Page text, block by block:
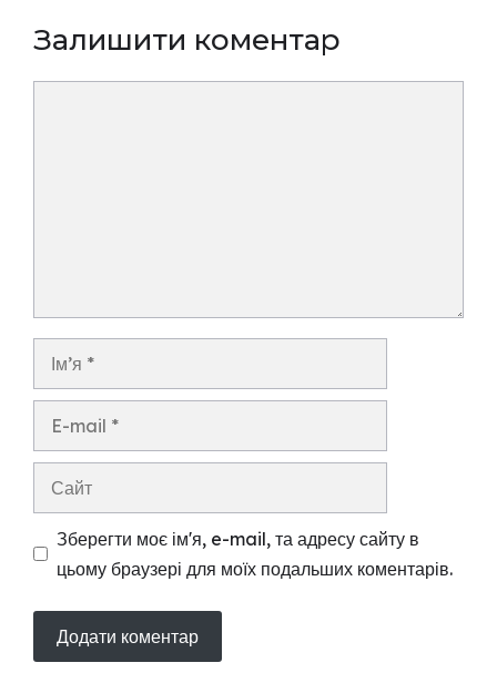
Залишити коментар
Зберегти моє ім'я, e-mail, та адресу сайту в
цьому браузері для моїх подальших коментарів.